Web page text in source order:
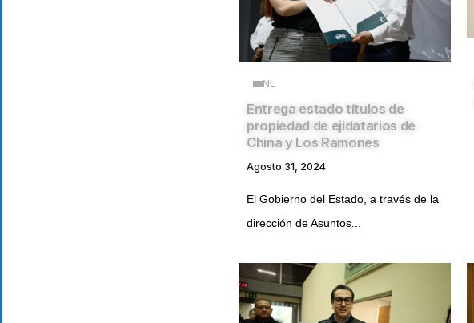
NL
Entrega estado títulos de
propiedad de ejidatarios de
China y Los Ramones
Agosto 31, 2024
El Gobierno del Estado, a través de la
dirección de Asuntos...